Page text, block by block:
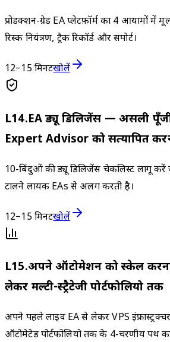
प्रोडक्शन-ग्रेड EA प्लेटफ़ॉर्म का 4 आयामों में
रिस्क नियंत्रण, ट्रैक रिकॉर्ड और सपोर्ट।
12–15 मिनटखोलें
L14.EA ड्यू डिलिजेंस — असली
Expert Advisor को सत्यापित
10-बिंदुओं की ड्यू डिलिजेंस चेकलिस्ट लागू
टालने लायक EAs से अलग करती है।
12–15 मिनटखोलें
L15.अपने ऑटोमेशन को स्केल
लेकर मल्टी-स्ट्रैटेजी पोर्टफोलियो तक
अपने पहले लाइव EA से लेकर VPS
ऑटोमेटेड पोर्टफोलियो तक के 4-चरणीय पथ का